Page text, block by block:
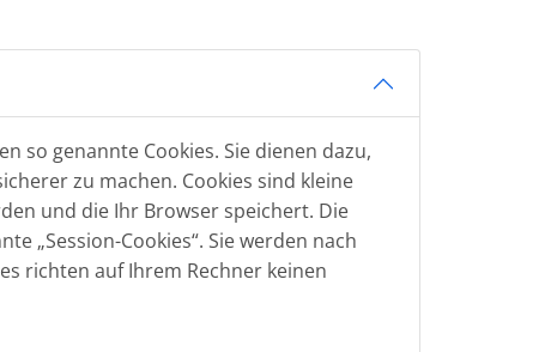
so genannte Cookies. Sie dienen dazu,
zu machen. Cookies sind kleine
und die Ihr Browser speichert. Die
„Session-Cookies“. Sie werden nach
richten auf Ihrem Rechner keinen